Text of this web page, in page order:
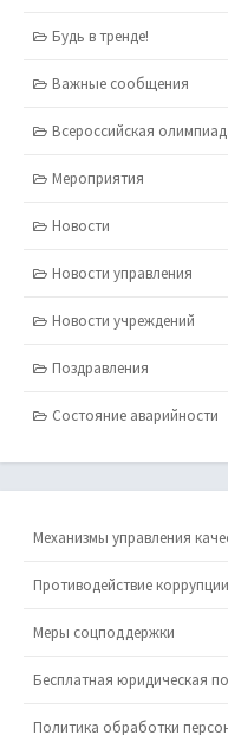
Будь в тренде!
Важные сообщения
Всероссийская
Мероприятия
Новости
Новости управления
Новости учреждений
Поздравления
Состояние аварийности
Механизмы управления
Противодействие коррупции
Меры соцподдержки
Бесплатная юридическая
Политика обработки